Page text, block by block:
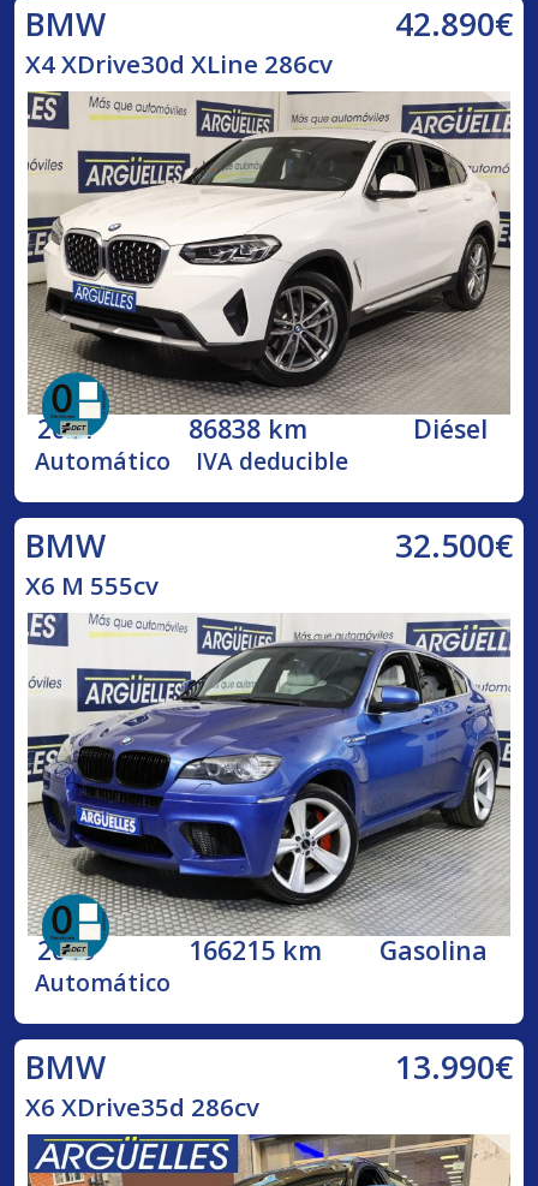
BMW 42.890€
X4 XDrive30d XLine 286cv
2021 86838 km Diésel
Automático IVA deducible
BMW 32.500€
X6 M 555cv
2010 166215 km Gasolina
Automático
BMW 13.990€
X6 XDrive35d 286cv